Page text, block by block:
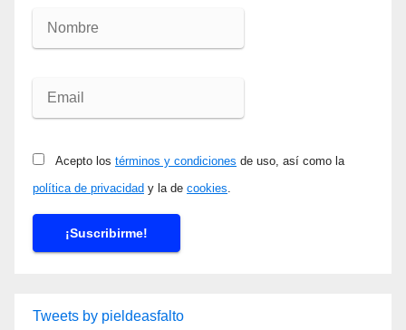
Acepto los términos y condiciones de uso, así como la
política de privacidad y la de cookies.
Tweets by pieldeasfalto